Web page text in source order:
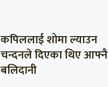
कपिललाई शोमा ल्याउन
चन्दनले दिएका थिए आफ्नै
बलिदानी